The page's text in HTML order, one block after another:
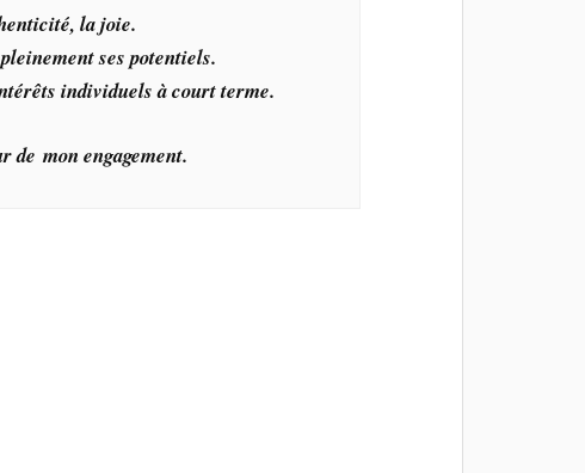
la joie.
ses potentiels.
individuels à court terme.
de mon engagement.